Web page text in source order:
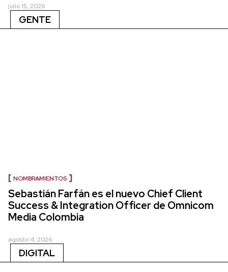
julio 15, 2026
GENTE
NOMBRAMIENTOS
Sebastián Farfán es el nuevo Chief Client
Success & Integration Officer de Omnicom
Media Colombia
agosto 4, 2026
DIGITAL